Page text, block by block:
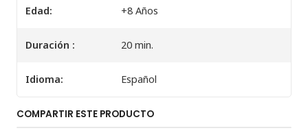
Edad: +8 Años
Duración : 20 min.
Idioma: Español
COMPARTIR ESTE PRODUCTO